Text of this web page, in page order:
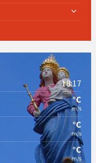
18:17
°C
m/s
°C
m/s
°C
m/s